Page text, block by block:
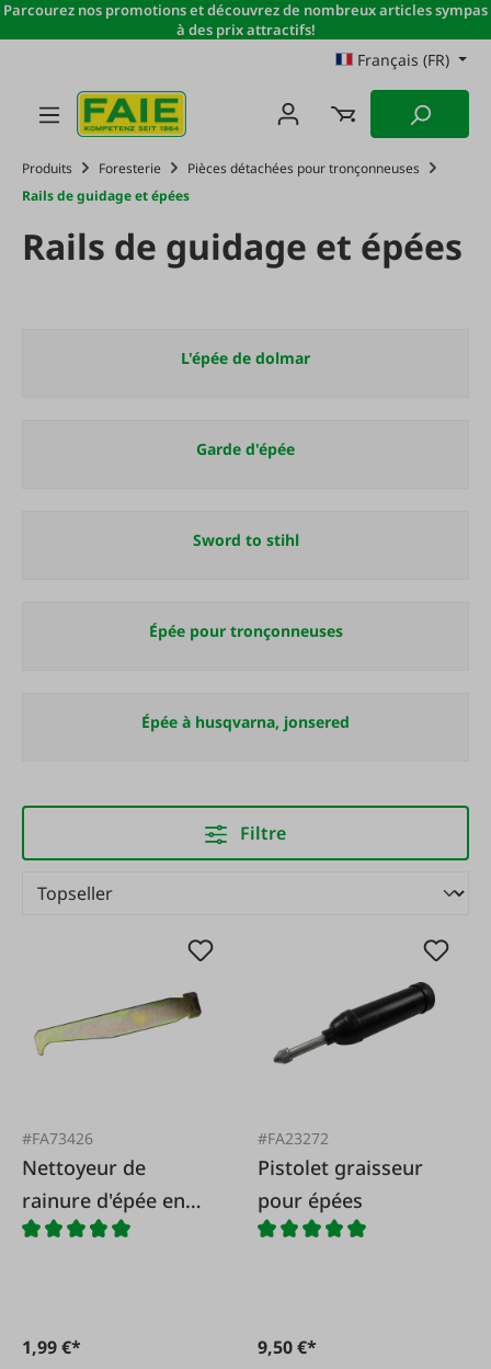
Passer au contenu principal
Parcourez nos promotions et découvrez de nombreux articles sympas
à des prix attractifs!
Français (FR)
Produits Foresterie
Pièces détachées pour tronçonneuses
Rails de guidage et épées
Rails de guidage et épées
L'épée de dolmar
Garde d'épée
Sword to stihl
Épée pour tronçonneuses
Épée à husqvarna, jonsered
Filtre
#FA73426
Nettoyeur de
rainure d'épée en
métal
1,99 €*
#FA23272
Pistolet graisseur
pour épées
9,50 €*